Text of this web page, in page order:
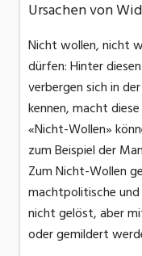
Ursachen von
Nicht wollen, nicht
dürfen: Hinter
verbergen sich in
kennen, macht
«Nicht-Wollen»
zum Beispiel der
Zum Nicht-Wollen
machtpolitische
nicht gelöst, aber
oder gemildert